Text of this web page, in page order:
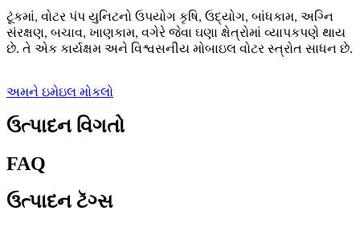
ટૂંકમાં, વોટર પંપ યુનિટનો ઉપયોગ કૃષિ, ઉદ્યોગ, બાંધકામ, અગ્નિ
સંરક્ષણ, બચાવ, ખાણકામ, વગેરે જેવા ઘણા ક્ષેત્રોમાં વ્યાપકપણે થાય
છે. તે એક કાર્યક્ષમ અને વિશ્વસનીય મોબાઇલ વોટર સ્ત્રોત સાધન છે.
અમને ઇમેઇલ મોકલો
ઉત્પાદન વિગતો
FAQ
ઉત્પાદન ટૅગ્સ